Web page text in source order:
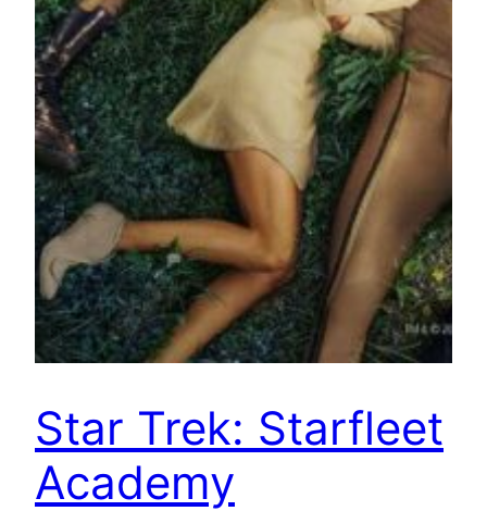
Star Trek: Starfleet
Academy